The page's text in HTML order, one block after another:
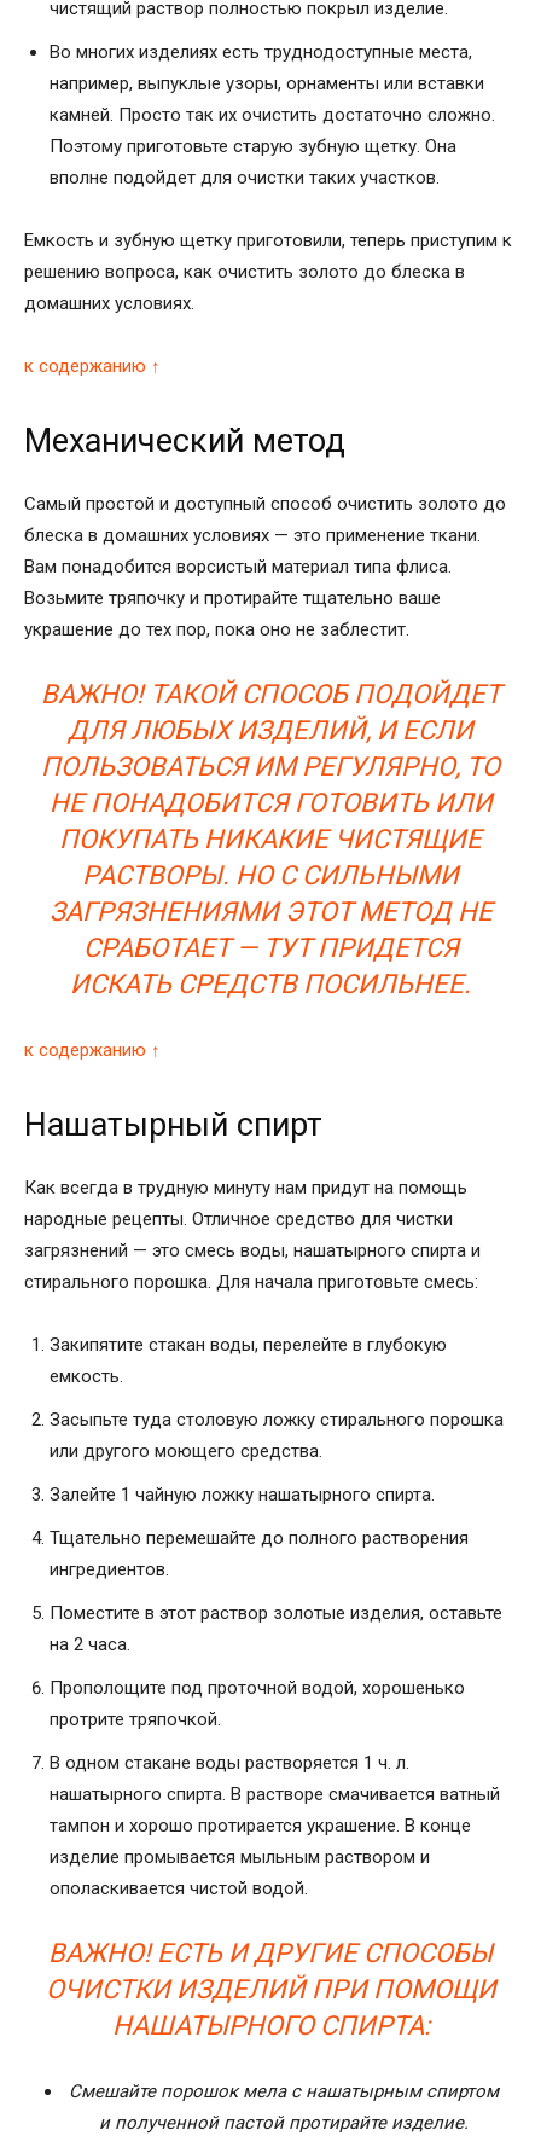
чистящий раствор полностью покрыл изделие.
Во многих изделиях есть труднодоступные места,
например, выпуклые узоры, орнаменты или вставки
камней. Просто так их очистить достаточно сложно.
Поэтому приготовьте старую зубную щетку. Она
вполне подойдет для очистки таких участков.
Емкость и зубную щетку приготовили, теперь приступим к
решению вопроса, как очистить золото до блеска в
домашних условиях.
к содержанию ↑
Механический метод
Самый простой и доступный способ очистить золото до
блеска в домашних условиях — это применение ткани.
Вам понадобится ворсистый материал типа флиса.
Возьмите тряпочку и протирайте тщательно ваше
украшение до тех пор, пока оно не заблестит.
ВАЖНО! ТАКОЙ СПОСОБ ПОДОЙДЕТ
ДЛЯ ЛЮБЫХ ИЗДЕЛИЙ, И ЕСЛИ
ПОЛЬЗОВАТЬСЯ ИМ РЕГУЛЯРНО, ТО
НЕ ПОНАДОБИТСЯ ГОТОВИТЬ ИЛИ
ПОКУПАТЬ НИКАКИЕ ЧИСТЯЩИЕ
РАСТВОРЫ. НО С СИЛЬНЫМИ
ЗАГРЯЗНЕНИЯМИ ЭТОТ МЕТОД НЕ
СРАБОТАЕТ — ТУТ ПРИДЕТСЯ
ИСКАТЬ СРЕДСТВ ПОСИЛЬНЕЕ.
к содержанию ↑
Нашатырный спирт
Как всегда в трудную минуту нам придут на помощь
народные рецепты. Отличное средство для чистки
загрязнений — это смесь воды, нашатырного спирта и
стирального порошка. Для начала приготовьте смесь:
Закипятите стакан воды, перелейте в глубокую
емкость.
Засыпьте туда столовую ложку стирального порошка
или другого моющего средства.
Залейте 1 чайную ложку нашатырного спирта.
Тщательно перемешайте до полного растворения
ингредиентов.
Поместите в этот раствор золотые изделия, оставьте
на 2 часа.
Прополощите под проточной водой, хорошенько
протрите тряпочкой.
В одном стакане воды растворяется 1 ч. л.
нашатырного спирта. В растворе смачивается ватный
тампон и хорошо протирается украшение. В конце
изделие промывается мыльным раствором и
ополаскивается чистой водой.
ВАЖНО! ЕСТЬ И ДРУГИЕ СПОСОБЫ
ОЧИСТКИ ИЗДЕЛИЙ ПРИ ПОМОЩИ
НАШАТЫРНОГО СПИРТА:
Смешайте порошок мела с нашатырным спиртом
и полученной пастой протирайте изделие.